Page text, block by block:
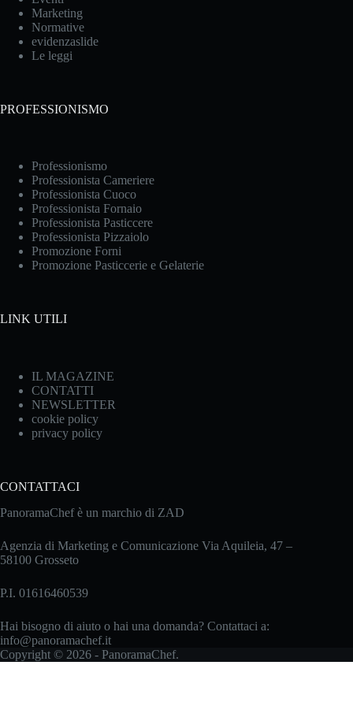
Marketing
Normative
evidenzaslide
Le leggi
PROFESSIONISMO
Professionismo
Professionista Cameriere
Professionista Cuoco
Professionista Fornaio
Professionista Pasticcere
Professionista Pizzaiolo
Promozione Forni
Promozione Pasticcerie e Gelaterie
LINK UTILI
IL MAGAZINE
CONTATTI
NEWSLETTER
cookie policy
privacy policy
CONTATTACI
PanoramaChef è un marchio di ZAD
Agenzia di Marketing e Comunicazione Via Aquileia, 47 –
58100 Grosseto
P.I. 01616460539
Hai bisogno di aiuto o hai una domanda? Contattaci a:
info@panoramachef.it
Copyright © 2026 - PanoramaChef.